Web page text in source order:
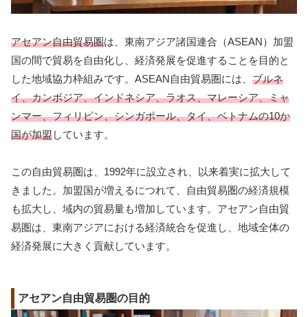
アセアン自由貿易圏は、東南アジア諸国連合（ASEAN）加盟
国の間で貿易を自由化し、経済発展を促進することを目的と
した地域協力枠組みです。ASEAN自由貿易圏には、 ブルネ
イ、カンボジア、インドネシア、ラオス、マレーシア、ミャ
ンマー、フィリピン、シンガポール、タイ、ベトナムの10か
国が加盟しています。
この自由貿易圏は、1992年に設立され、以来着実に拡大して
きました。加盟国が増えるにつれて、自由貿易圏の経済規模
も拡大し、域内の貿易量も増加しています。アセアン自由貿
易圏は、東南アジアにおける経済統合を促進し、地域全体の
経済発展に大きく貢献しています。
アセアン自由貿易圏の目的